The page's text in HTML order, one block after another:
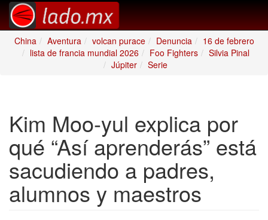
China Aventura volcan purace Denuncia
16 de febrero
lista de francia mundial 2026
Foo Fighters
Silvia Pinal
Júpiter
Serie
Kim Moo-yul explica por
qué “Así aprenderás” está
sacudiendo a padres,
alumnos y maestros